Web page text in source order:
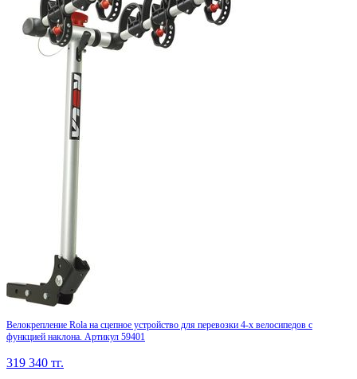
Велокрепление Rola на сцепное устройство для перевозки 4-х велосипедов с
функцией наклона. Артикул 59401
319 340 тг.